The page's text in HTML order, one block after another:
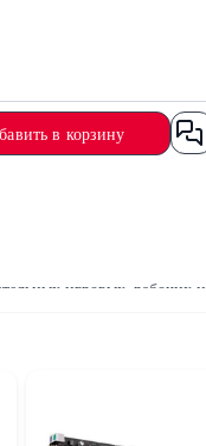
в корзину
игровых, рабочих и
M.2 позволяют
предоставляя удобные